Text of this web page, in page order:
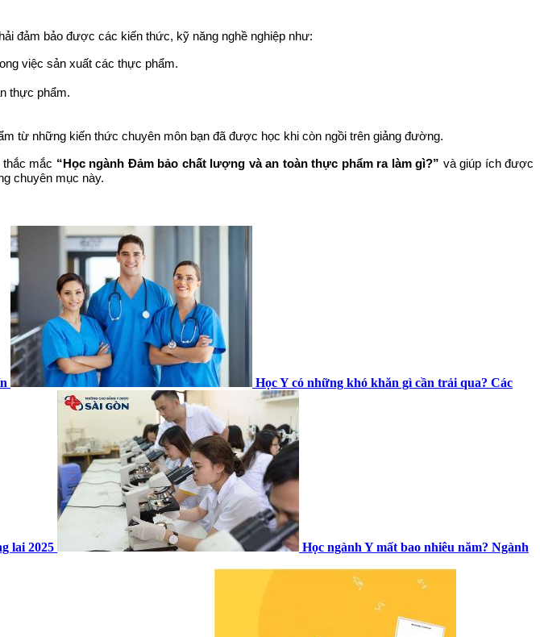
đảm bảo được các kiến thức, kỹ năng nghề nghiệp như:
việc sản xuất các thực phẩm.
thực phẩm.
từ những kiến thức chuyên môn bạn đã được học khi còn ngồi trên giảng đường.
thắc mắc “Học ngành Đảm bảo chất lượng và an toàn thực phẩm ra làm gì?” và giúp ích được
chuyên mục này.
Học Y có những khó khăn gì cần trải qua? Các
lai 2025 Học ngành Y mất bao nhiêu năm? Ngành